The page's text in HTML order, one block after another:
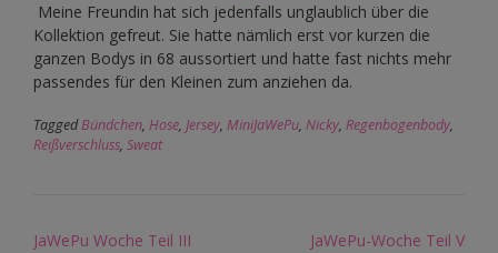
Meine Freundin hat sich jedenfalls unglaublich über die
Kollektion gefreut. Sie hatte nämlich erst vor kurzen die
ganzen Bodys in 68 aussortiert und hatte fast nichts mehr
passendes für den Kleinen zum anziehen da.
TaggedBündchen, Hose, Jersey, MiniJaWePu, Nicky, Regenbogenbody,
Reißverschluss, Sweat
Post
JaWePu Woche Teil III JaWePu-Woche Teil V